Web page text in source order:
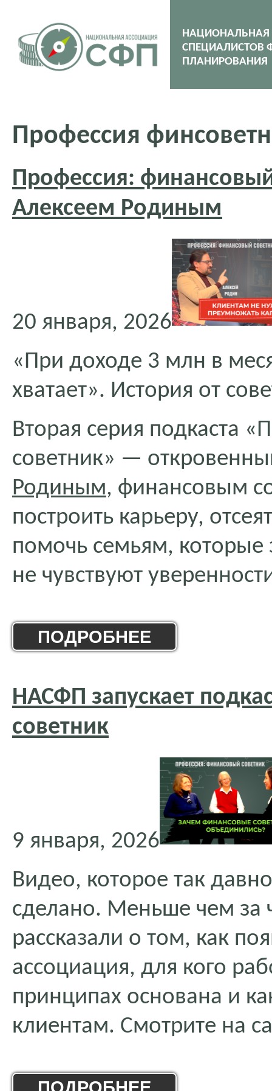
НАЦИОНАЛЬНАЯ
СПЕЦИАЛИСТОВ
ПЛАНИРОВАНИЯ
Профессия
Профессия:
Алексеем Родиным
20 января, 2026
«При доходе 3 млн в
хватает». История от
Вторая серия подкаста
советник» —
Родиным, финансовым
построить карьеру,
помочь семьям,
не чувствуют
ПОДРОБНЕЕ
НАСФП запускает
советник
9 января, 2026
Видео, которое так
сделано. Меньше чем за
рассказали о том, как
ассоциация, для кого
принципах основана и
клиентам. Смотрите на